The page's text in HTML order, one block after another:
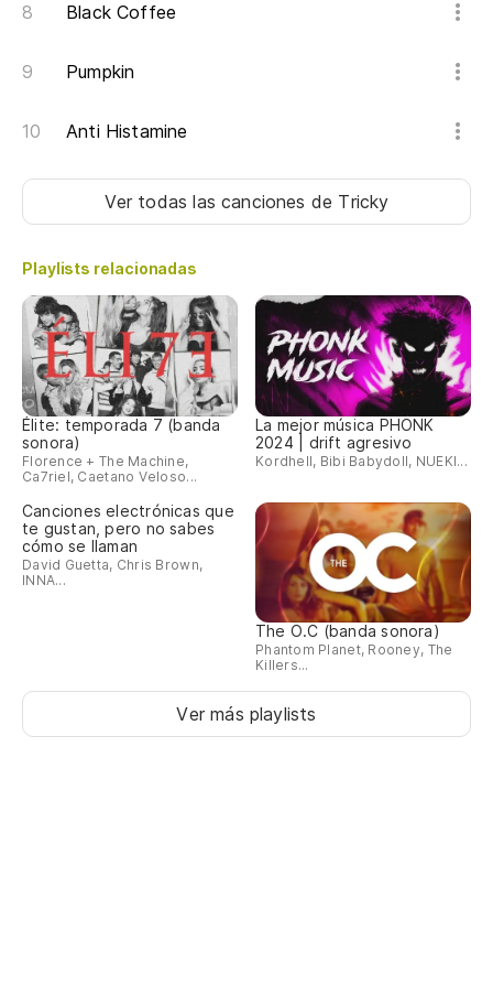
Black Coffee
Pumpkin
Anti Histamine
Ver todas las canciones de Tricky
Playlists relacionadas
Élite: temporada 7 (banda
sonora)
Florence + The Machine,
Ca7riel, Caetano Veloso...
La mejor música PHONK
2024 | drift agresivo
Kordhell, Bibi Babydoll, NUEKI...
Canciones electrónicas que
te gustan, pero no sabes
cómo se llaman
David Guetta, Chris Brown,
INNA...
The O.C (banda sonora)
Phantom Planet, Rooney, The
Killers...
Ver más playlists